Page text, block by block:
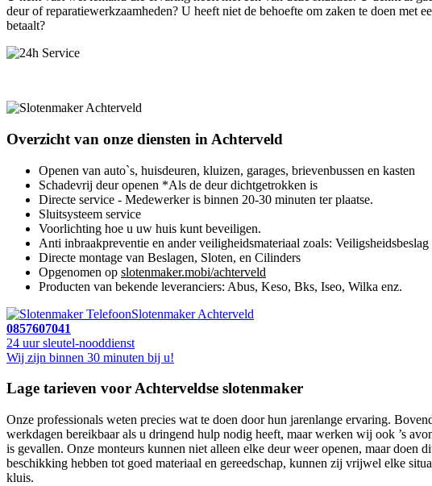
deur of reparatiewerkzaamheden? U heeft niet de behoefte om zaken te doen
betaalt?
Overzicht van onze diensten in Achterveld
Openen van auto`s, huisdeuren, kluizen, garages, brievenbussen en kasten
Schadevrij deur openen *Als de deur dichtgetrokken is
Directe service - Medewerker is binnen 20-30 minuten ter plaatse.
Sluitsysteem service
Voorlichting hoe u uw huis kunt beveiligen.
Anti inbraakpreventie en ander veiligheidsmateriaal zoals:
Directe montage van Beslagen, Sloten, en Cilinders
Opgenomen op slotenmaker.mobi/achterveld
Producten van bekende leveranciers: Abus, Keso, Bks, Iseo, Wilka enz.
Slotenmaker Achterveld
0857607041
24 uur sleutel-nooddienst
Wij zijn binnen 30 minuten bij u!
Lage tarieven voor Achterveldse slotenmaker
Onze professionals weten precies wat te doen door hun jarenlange ervaring.
werkdagen bereikbaar als u dringend hulp nodig heeft, maar werken wij ook ’s
is gevallen. Onze monteurs kunnen niet alleen elke deur weer openen, maar
beschikking hebben tot goed materiaal en gereedschap, kunnen zij vrijwel elke
kluis.